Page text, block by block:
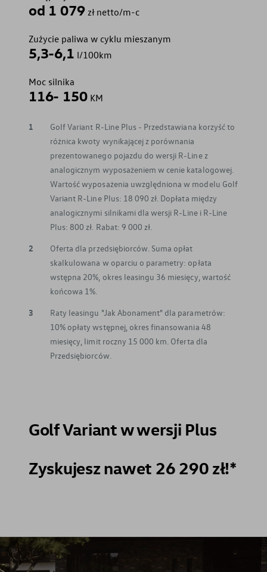
od 1 079 zł netto/m-c
Zużycie paliwa w cyklu mieszanym
5,3-6,1 l/100km
Moc silnika
116- 150 KM
1
Golf Variant R-Line Plus - Przedstawiana korzyść to
różnica kwoty wynikającej z porównania
prezentowanego pojazdu do wersji R-Line z
analogicznym wyposażeniem w cenie katalogowej.
Wartość wyposażenia uwzględniona w modelu Golf
Variant R-Line Plus: 18 090 zł. Dopłata między
analogicznymi silnikami dla wersji R-Line i R-Line
Plus: 800 zł. Rabat: 9 000 zł.
2
Oferta dla przedsiębiorców. Suma opłat
skalkulowana w oparciu o parametry: opłata
wstępna 20%, okres leasingu 36 miesięcy, wartość
końcowa 1%.
3
Raty leasingu "Jak Abonament" dla parametrów:
10% opłaty wstępnej, okres finansowania 48
miesięcy, limit roczny 15 000 km. Oferta dla
Przedsiębiorców.
Golf Variant w wersji Plus
Zyskujesz nawet 26 290 zł!*